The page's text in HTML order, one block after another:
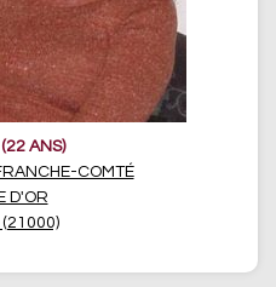
ANS)
COMTÉ
D'OR
(21000)